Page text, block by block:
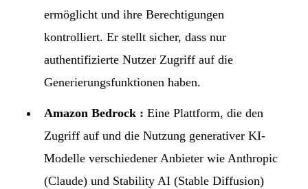
ermöglicht und ihre Berechtigungen
kontrolliert. Er stellt sicher, dass nur
authentifizierte Nutzer Zugriff auf die
Generierungsfunktionen haben.
Amazon Bedrock : Eine Plattform, die den
Zugriff auf und die Nutzung generativer KI-
Modelle verschiedener Anbieter wie Anthropic
(Claude) und Stability AI (Stable Diffusion)